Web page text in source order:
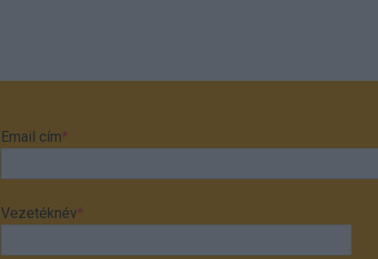
Email cím*
Vezetéknév*